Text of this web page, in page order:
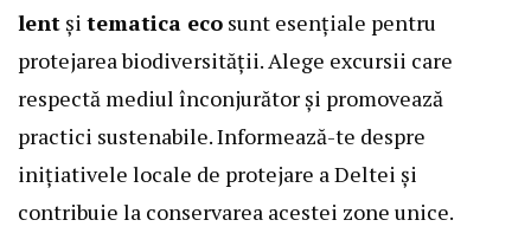
lent și tematica eco sunt esențiale pentru
protejarea biodiversității. Alege excursii care
respectă mediul înconjurător și promovează
practici sustenabile. Informează-te despre
inițiativele locale de protejare a Deltei și
contribuie la conservarea acestei zone unice.